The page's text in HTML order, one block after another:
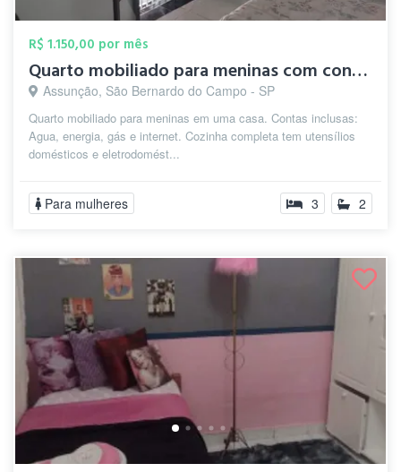
R$ 1.150,00 por mês
Quarto mobiliado para meninas com contas...
Assunção, São Bernardo do Campo - SP
Quarto mobiliado para meninas em uma casa. Contas inclusas:
Agua, energia, gás e internet. Cozinha completa tem utensílios
domésticos e eletrodomést...
Para mulheres 3 2